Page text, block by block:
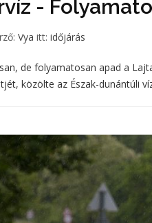
-
Vya itt: időjárás
de folyamatosan apad a
közölte az Észak-dunántúli